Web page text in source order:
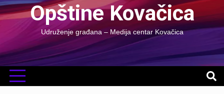
Opštine Kovačica
Udruženje građana – Medija centar Kovačica